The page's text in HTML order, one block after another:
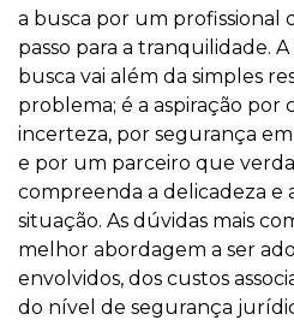
a busca por um profissional
passo para a tranquilidade.
busca vai além da simples
problema; é a aspiração por
incerteza, por segurança
e por um parceiro que
compreenda a delicadeza e
situação. As dúvidas mais
melhor abordagem a ser
envolvidos, dos custos
do nível de segurança